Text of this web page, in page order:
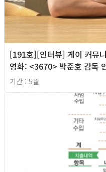
[191호][인터뷰] 게이 커뮤
영화: <3670> 박준호 감독
기간 : 5월